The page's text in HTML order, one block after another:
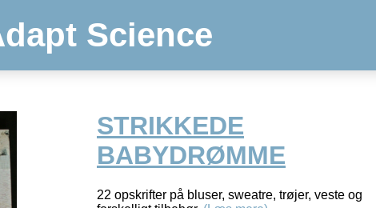
Science
STRIKKEDE
BABYDRØMME
22 opskrifter på bluser, sweatre, trøjer, veste og